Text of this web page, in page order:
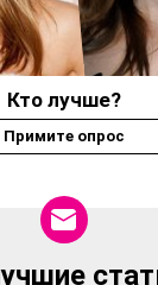
Кто лучше?
Примите опрос